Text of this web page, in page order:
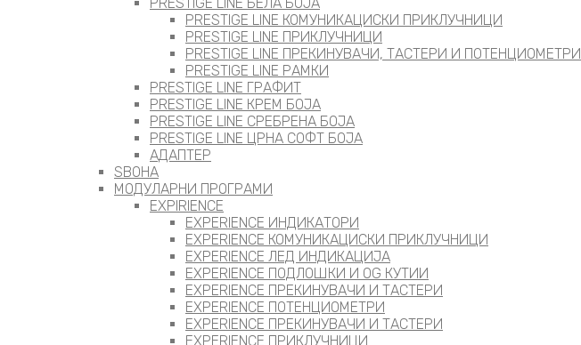
PRESTIGE LINE КОМУНИКАЦИСКИ ПРИКЛУЧНИЦИ
PRESTIGE LINE ПРИКЛУЧНИЦИ
PRESTIGE LINE ПРЕКИНУВАЧИ, ТАСТЕРИ И ПОТЕНЦИОМЕТРИ
PRESTIGE LINE РАМКИ
PRESTIGE LINE ГРАФИТ
PRESTIGE LINE КРЕМ БОЈА
PRESTIGE LINE СРЕБРЕНА БОЈА
PRESTIGE LINE ЦРНА СОФТ БОЈА
АДАПТЕР
ЅВОНА
МОДУЛАРНИ ПРОГРАМИ
EXPIRIENCE
EXPERIENCE ИНДИКАТОРИ
EXPERIENCE КОМУНИКАЦИСКИ ПРИКЛУЧНИЦИ
EXPERIENCE ЛЕД ИНДИКАЦИЈА
EXPERIENCE ПОДЛОШКИ И OG КУТИИ
EXPERIENCE ПРЕКИНУВАЧИ И ТАСТЕРИ
EXPERIENCE ПОТЕНЦИОМЕТРИ
EXPERIENCE ПРЕКИНУВАЧИ И ТАСТЕРИ
EXPERIENCE ПРИКЛУЧНИЦИ